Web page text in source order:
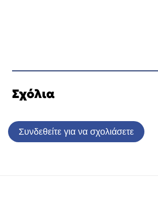
Σχόλια
Συνδεθείτε για να σχολιάσετε